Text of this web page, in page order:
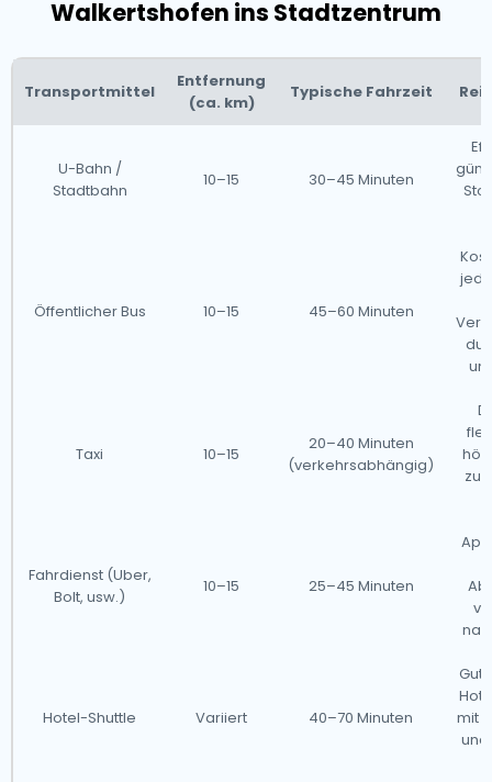
Walkertshofen ins Stadtzentrum
Transportmittel
Entfernung
(ca. km)
Typische Fahrzeit
U-Bahn /
Stadtbahn
10–15 30–45 Minuten
Öffentlicher Bus 10–15 45–60 Minuten
Taxi 10–15
20–40 Minuten
(verkehrsabhängig)
zu
Fahrdienst (Uber,
Bolt, usw.)
10–15 25–45 Minuten
Hotel-Shuttle Variiert 40–70 Minuten
Gut
mit